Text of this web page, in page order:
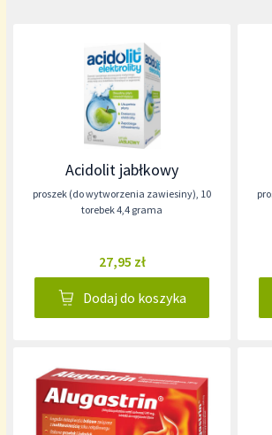
Acidolit jabłkowy
proszek (do wytworzenia zawiesiny), 10
torebek 4,4 grama
27,95 zł
Dodaj do koszyka